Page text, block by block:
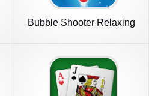
Bubble Shooter Relaxing